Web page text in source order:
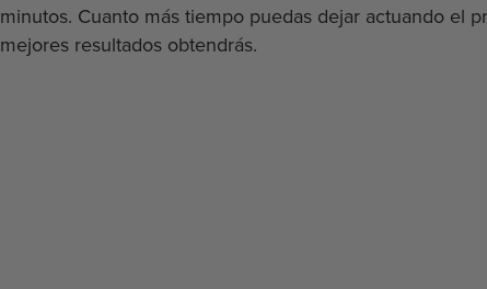
minutos. Cuanto más tiempo puedas dejar actuando el
mejores resultados obtendrás.